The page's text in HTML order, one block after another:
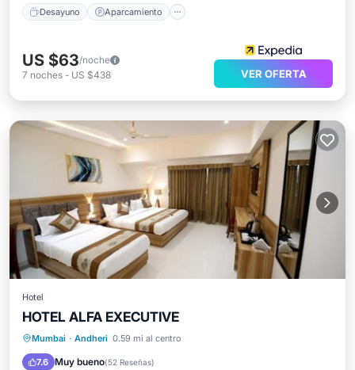
Desayuno Aparcamiento
US $63/noche
7 noches - US $438 VER OFERTA
Hotel
HOTEL ALFA EXECUTIVE
Mumbai · Andheri 0.59 mi al centro
7.6 Muy bueno(52 Reseñas)
Aire acondicionado
Apto para niños